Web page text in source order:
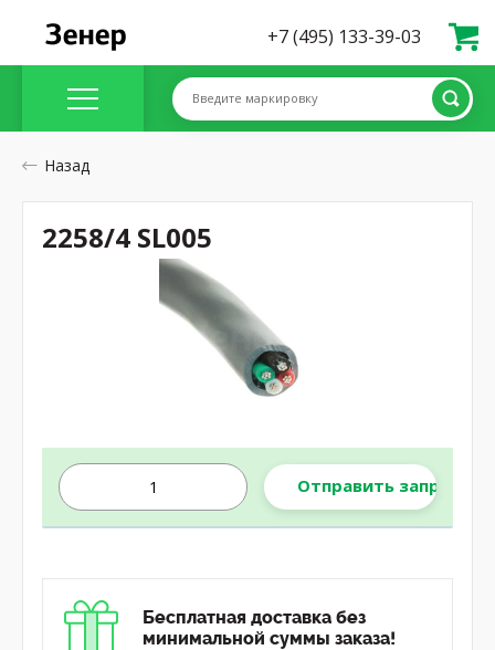
+7 (495) 133-39-03
Введите маркировку
Назад
Отправить запрос
Бесплатная доставка без
минимальной суммы заказа!
2258/4 SL005